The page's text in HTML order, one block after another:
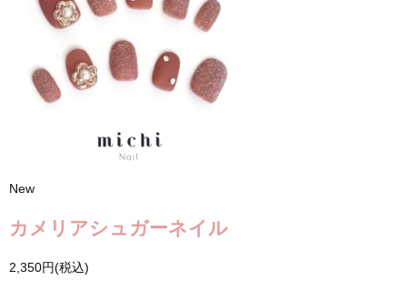
New
カメリアシュガーネイル
2,350円(税込)